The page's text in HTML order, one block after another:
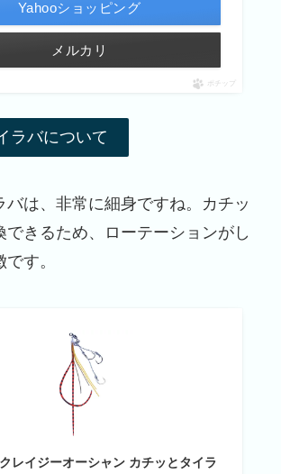
Yahooショッピング
メルカリ
ポチップ
ラバについて
バは、非常に細身ですね。カチッ
できるため、ローテーションがし
す。
クレイジーオーシャン カチッとタイラ